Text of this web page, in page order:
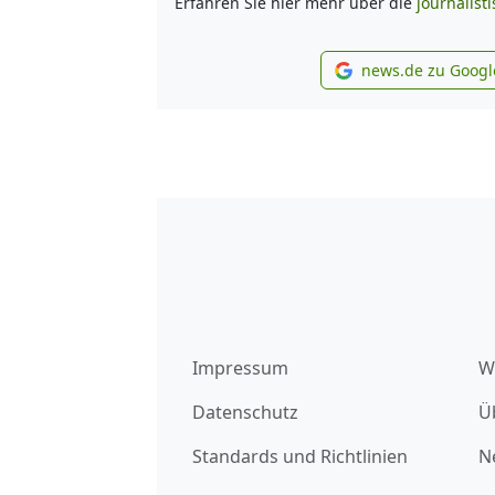
news.de zu
Impressum
Datenschutz
Standards und Richtlinien